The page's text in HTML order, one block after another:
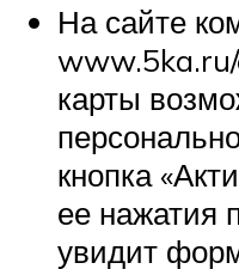
На сайте
карты
кнопка
ее нажатия
увидит